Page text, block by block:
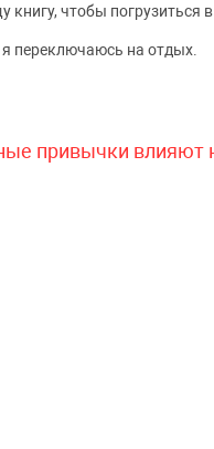
чтобы погрузиться в
переключаюсь на отдых.
привычки влияют